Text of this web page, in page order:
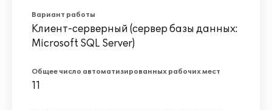
Вариант работы
Клиент-серверный (сервер базы данных:
Microsoft SQL Server)
Общее число автоматизированных рабочих мест
11